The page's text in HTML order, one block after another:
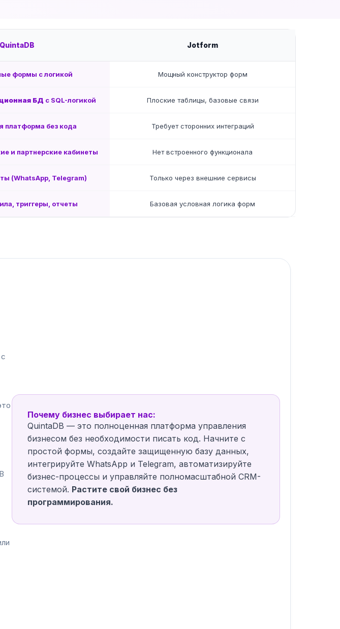
QuintaDB Jotform
формы с логикой Мощный конструктор форм
БД с SQL-логикой Плоские таблицы, базовые связи
платформа без кода Требует сторонних интеграций
и партнерские кабинеты Нет встроенного функционала
(WhatsApp, Telegram) Только через внешние сервисы
триггеры, отчеты Базовая условная логика форм
Почему бизнес выбирает нас:
QuintaDB — это полноценная платформа управления
бизнесом без необходимости писать код. Начните с
простой формы, создайте защищенную базу данных,
интегрируйте WhatsApp и Telegram, автоматизируйте
бизнес-процессы и управляйте полномасштабной CRM-
системой. Растите свой бизнес без
программирования.